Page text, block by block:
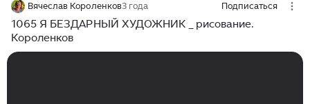
Вячеслав Короленков3 года Подписаться
1065 Я БЕЗДАРНЫЙ ХУДОЖНИК _ рисование.
Короленков